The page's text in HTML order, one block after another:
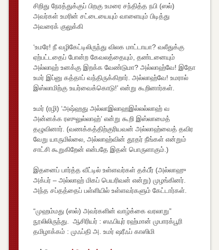
சிறிது நேரத்துக்குப் பிறகு உமரை சந்தித்த நபி (ஸல்)
அவர்கள் உமரின் சட்டையையும் வாளையும் பிடித்து
அவரைக் குலுக்கி
‘உமரே! நீ வழிகேட்டிலிருந்து விலக மாட்டாயா? வலீதுக்கு
ஏற்பட்டதைப் போன்ற கேவலத்தையும், தண்டனையும்
அல்லாஹ் உனக்கு இறக்க வேண்டுமா? அல்லாஹ்வே! இதோ
உமர் இப்னு கத்தாப் வந்திருக்கிறார். அல்லாஹ்வே! உமரால்
இஸ்லாமிற்கு உயர்வைக்கொடு!’ என்று கூறினார்கள்.
உமர் (ரழி) ‘அஷ்ஹது அல்லாஇலாஹஇல்லல்லாஹ் வ
அன்னக்க ரஸுலுல்லாஹ்’ என்று கூறி இஸ்லாமைத்
தழுவினார். (வணக்கத்திற்குரியவன் அல்லாஹ்வைத் தவிர
வேறு யாருமில்லை, அல்லாஹ்வின் தூதர் நீங்கள் என்றும்
சாட்சி கூறுகிறேன் என்பதே இதன் பொருளாகும்.)
இதனைப் பார்த்த வீட்டில் உள்ளவர்கள் தக்பீர் (அல்லாஹு
அக்பர் – அல்லாஹ் மிகப் பெயரிவன் என்று) முழங்கினர்.
அந்த சப்தத்தைப் பள்ளியில் உள்ளவர்களும் கேட்டார்கள்.
“முஹம்மது (ஸல்) அவர்களின் வாழ்க்கை வரலாறு”
நூலிலிருந்து. ஆசிரியர் : ஸஃபியுர் ரஹ்மான் முபாரக்பூரி
தமிழாக்கம் : முஃப்தி அ. உமர் ஷரீஃப் காஸிமி